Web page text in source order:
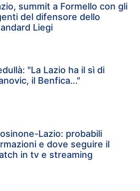
summit a Formello con gli
del difensore dello
Liegi
"La Lazio ha il sì di
il Benfica…"
Lazio: probabili
e dove seguire il
in tv e streaming